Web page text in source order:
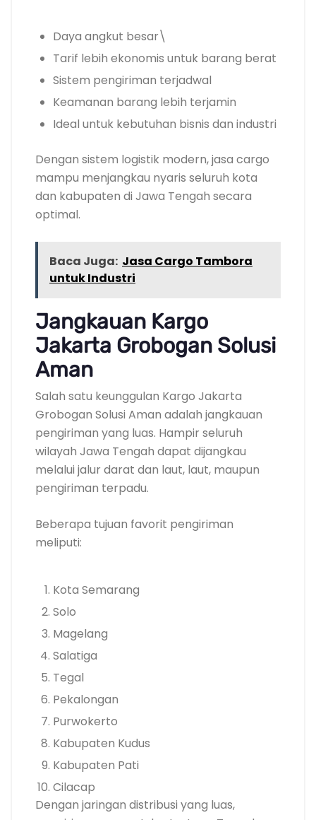
Daya angkut besar\
Tarif lebih ekonomis untuk barang berat
Sistem pengiriman terjadwal
Keamanan barang lebih terjamin
Ideal untuk kebutuhan bisnis dan industri
Dengan sistem logistik modern, jasa cargo
mampu menjangkau nyaris seluruh kota
dan kabupaten di Jawa Tengah secara
optimal.
Baca Juga: Jasa Cargo Tambora
untuk Industri
Jangkauan Kargo
Jakarta Grobogan Solusi
Aman
Salah satu keunggulan Kargo Jakarta
Grobogan Solusi Aman adalah jangkauan
pengiriman yang luas. Hampir seluruh
wilayah Jawa Tengah dapat dijangkau
melalui jalur darat dan laut, laut, maupun
pengiriman terpadu.
Beberapa tujuan favorit pengiriman
meliputi:
Kota Semarang
Solo
Magelang
Salatiga
Tegal
Pekalongan
Purwokerto
Kabupaten Kudus
Kabupaten Pati
Cilacap
Dengan jaringan distribusi yang luas,